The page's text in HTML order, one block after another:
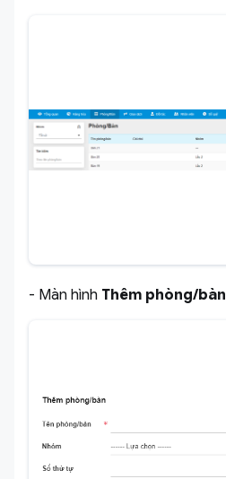
- Màn hình Thêm phòng/bàn